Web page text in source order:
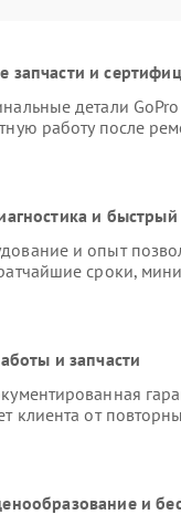
запчасти и
детали
работу после
и
и опыт
сроки,
и запчасти
клиента от
и